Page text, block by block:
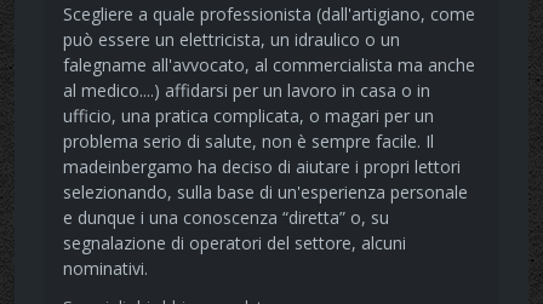
Scegliere a quale professionista (dall'artigiano, come
può essere un elettricista, un idraulico o un
falegname all'avvocato, al commercialista ma anche
al medico....) affidarsi per un lavoro in casa o in
ufficio, una pratica complicata, o magari per un
problema serio di salute, non è sempre facile. Il
madeinbergamo ha deciso di aiutare i propri lettori
selezionando, sulla base di un'esperienza personale
e dunque i una conoscenza “diretta” o, su
segnalazione di operatori del settore, alcuni
nominativi.